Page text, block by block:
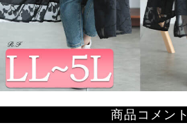
商品コメント